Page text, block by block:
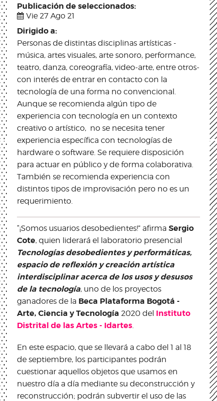
Publicación de seleccionados:
Vie 27 Ago 21
Dirigido a:
Personas de distintas disciplinas artísticas -
música, artes visuales, arte sonoro, performance,
teatro, danza, coreografía, video-arte, entre otros-
con interés de entrar en contacto con la
tecnología de una forma no convencional.
Aunque se recomienda algún tipo de
experiencia con tecnología en un contexto
creativo o artístico, no se necesita tener
experiencia específica con tecnologías de
hardware o software. Se requiere disposición
para actuar en público y de forma colaborativa.
También se recomienda experiencia con
distintos tipos de improvisación pero no es un
requerimiento.
“¡Somos usuarios desobedientes!” afirma Sergio
Cote, quien liderará el laboratorio presencial
Tecnologías desobedientes y performáticas,
espacio de reflexión y creación artística
interdisciplinar acerca de los usos y desusos
de la tecnología, uno de los proyectos
ganadores de la ​ Beca​ Plataforma Bogotá -
Arte, Ciencia y Tecnología ​2020 del Instituto
Distrital de las Artes - Idartes
En este espacio, que se llevará a cabo del 1 al 18
de septiembre, los participantes podrán
cuestionar aquellos objetos que usamos en
nuestro día a día mediante su deconstrucción y
reconstrucción; podrán subvertir el uso de las